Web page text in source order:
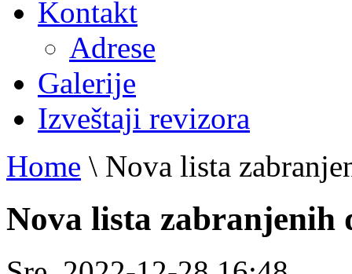
Kontakt
Adrese
Galerije
Izveštaji revizora
Home \ Nova lista
Nova lista zabranjenih